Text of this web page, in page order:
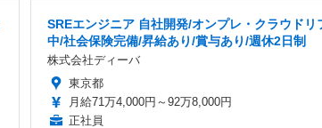
SREエンジニア 自社開発/オンプレ・クラウドリ
中/社会保険完備/昇給あり/賞与あり/週休2日制
株式会社ディーバ
東京都
月給71万4,000円～92万8,000円
正社員